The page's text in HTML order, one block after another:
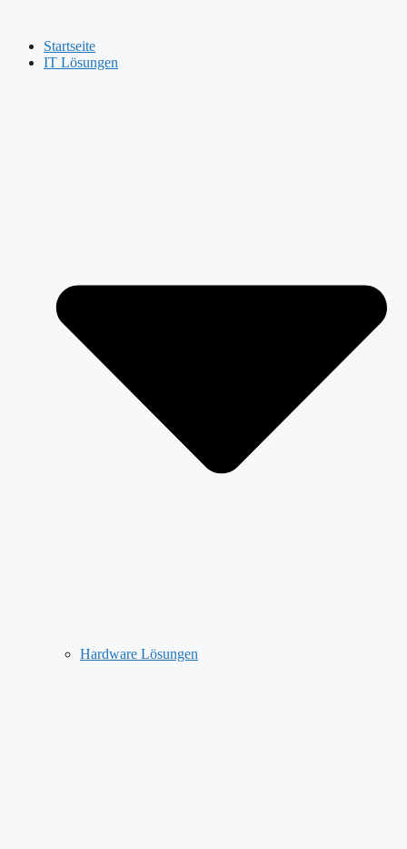
Startseite
IT Lösungen
Hardware Lösungen